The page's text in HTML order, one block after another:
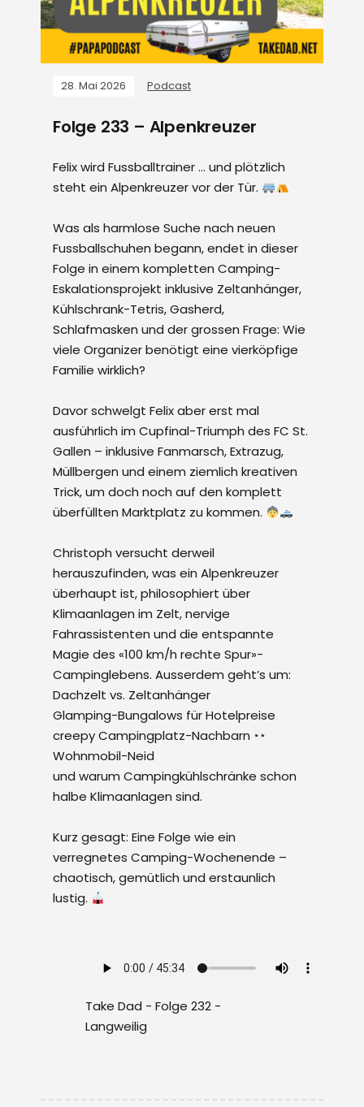
28. Mai 2026 Podcast
Folge 233 – Alpenkreuzer
Felix wird Fussballtrainer … und plötzlich
steht ein Alpenkreuzer vor der Tür.
Was als harmlose Suche nach neuen
Fussballschuhen begann, endet in dieser
Folge in einem kompletten Camping-
Eskalationsprojekt inklusive Zeltanhänger,
Kühlschrank-Tetris, Gasherd,
Schlafmasken und der grossen Frage: Wie
viele Organizer benötigt eine vierköpfige
Familie wirklich?
Davor schwelgt Felix aber erst mal
ausführlich im Cupfinal-Triumph des FC St.
Gallen – inklusive Fanmarsch, Extrazug,
Müllbergen und einem ziemlich kreativen
Trick, um doch noch auf den komplett
überfüllten Marktplatz zu kommen.
Christoph versucht derweil
herauszufinden, was ein Alpenkreuzer
überhaupt ist, philosophiert über
Klimaanlagen im Zelt, nervige
Fahrassistenten und die entspannte
Magie des «100 km/h rechte Spur»-
Campinglebens. Ausserdem geht’s um:
Dachzelt vs. Zeltanhänger
Glamping-Bungalows für Hotelpreise
creepy Campingplatz-Nachbarn
Wohnmobil-Neid
und warum Campingkühlschränke schon
halbe Klimaanlagen sind.
Kurz gesagt: Eine Folge wie ein
verregnetes Camping-Wochenende –
chaotisch, gemütlich und erstaunlich
lustig.
Take Dad - Folge 232 -
Langweilig